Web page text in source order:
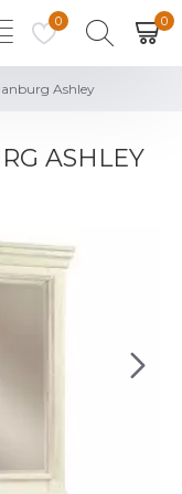
0 0
Ashley
ASHLEY